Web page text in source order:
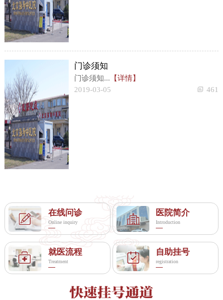
门诊须知
门诊须知... 【详情】
2019-03-05
461
在线问诊
Online inquiry
医院简介
Introduction
就医流程
Treatment
自助挂号
registration